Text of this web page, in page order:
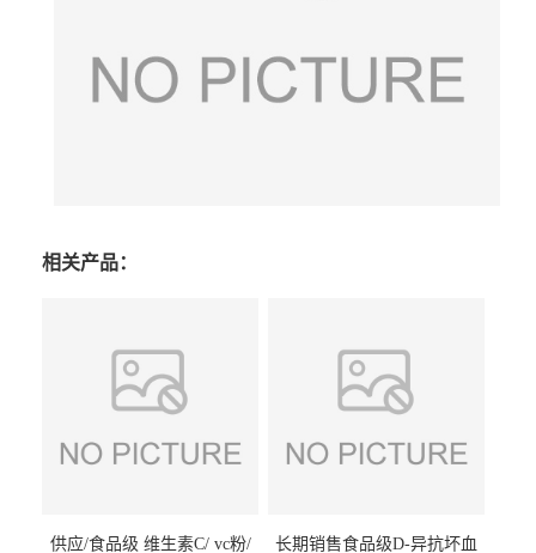
相关产品：
供应/食品级 维生素C/ vc粉/
长期销售食品级D-异抗坏血